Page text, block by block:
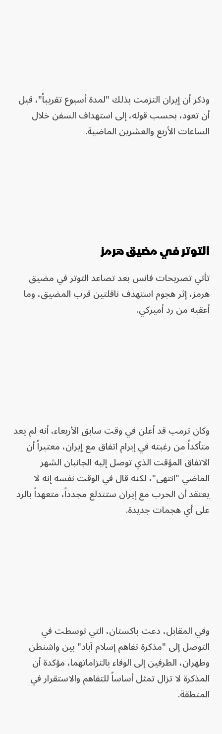
وذكر أن إيران التزمت بذلك "لمدة أسبوع تقريباً"، قبل
أن تعود، بحسب قوله، إلى استهداف السفن خلال
الساعات الأربع والعشرين الماضية.
التوتر في مضيق هرمز
تأتي تصريحات فانس بعد تصاعد التوتر في مضيق
هرمز، إثر هجوم استهدف ناقلتين قرب المضيق، وما
أعقبه من رد أميركي.
وكان ترمب قد أعلن في وقت سابق الأربعاء، أنه لم يعد
متأكداً من رغبته في إبرام اتفاق مع إيران، معتبراً أن
الاتفاق المؤقت الذي توصل إليه الجانبان الشهر
الماضي "انتهى"، لكنه قال في الوقت نفسه إنه لا
يعتقد أن الحرب مع إيران ستندلع مجدداً، متعهداً بالرد
على أي هجمات جديدة.
وفي المقابل، دعت باكستان، التي توسطت في
التوصل إلى "مذكرة تفاهم إسلام آباد" بين واشنطن
وطهران، الطرفين إلى الوفاء بالتزاماتهما، مؤكدة أن
المذكرة لا تزال تمثل أساساً للتفاهم والاستقرار في
المنطقة.